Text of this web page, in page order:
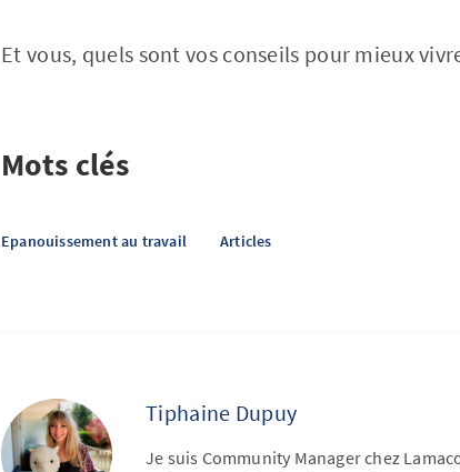
Et vous, quels sont vos conseils pour mieux
Mots clés
Epanouissement au travail Articles
Tiphaine Dupuy
Je suis Community Manager chez